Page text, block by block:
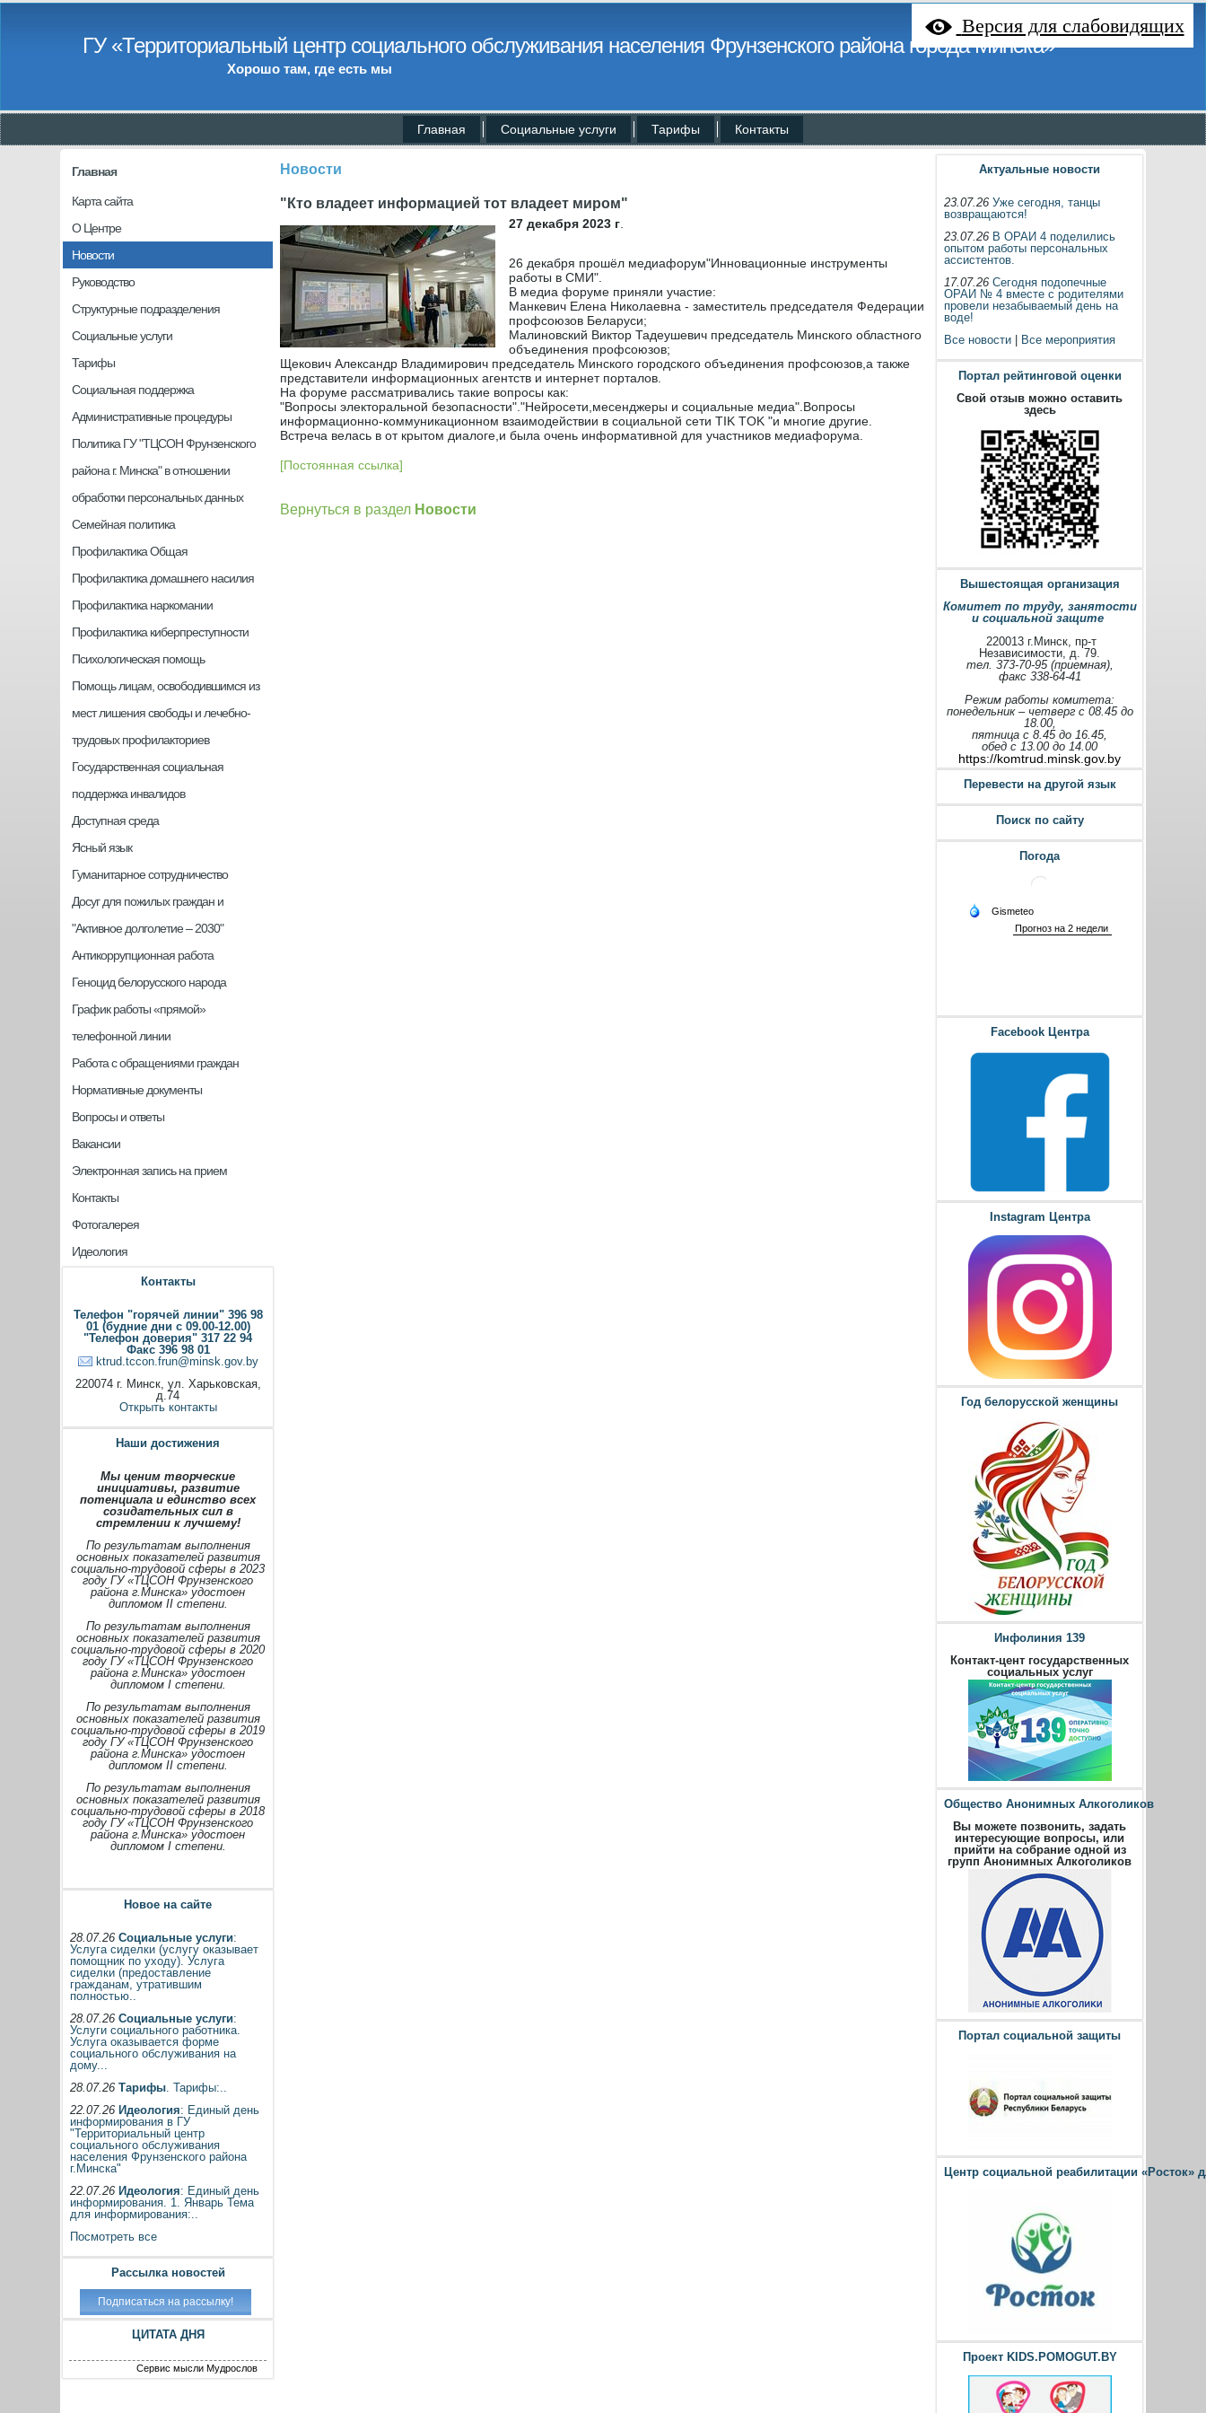
Версия для слабовидящих
ГУ «Территориальный центр социального обслуживания населения Фрунзенского района города Минска»
Хорошо там, где есть мы
Главная Социальные услуги Тарифы Контакты
Главная
Карта сайта
О Центре
Новости
Руководство
Структурные подразделения
Социальные услуги
Тарифы
Социальная поддержка
Административные процедуры
Политика ГУ "ТЦСОН Фрунзенского
района г. Минска" в отношении
обработки персональных данных
Семейная политика
Профилактика Общая
Профилактика домашнего насилия
Профилактика наркомании
Профилактика киберпреступности
Психологическая помощь
Помощь лицам, освободившимся из
мест лишения свободы и лечебно-
трудовых профилакториев
Государственная социальная
поддержка инвалидов
Доступная среда
Ясный язык
Гуманитарное сотрудничество
Досуг для пожилых граждан и
"Активное долголетие – 2030"
Антикоррупционная работа
Геноцид белорусского народа
График работы «прямой»
телефонной линии
Работа с обращениями граждан
Нормативные документы
Вопросы и ответы
Вакансии
Электронная запись на прием
Контакты
Фотогалерея
Идеология
Контакты
Телефон "горячей линии" 396 98
01 (будние дни с 09.00-12.00)
"Телефон доверия" 317 22 94
Факс 396 98 01
ktrud.tccon.frun@minsk.gov.by
220074 г. Минск, ул. Харьковская,
д.74
Открыть контакты
Наши достижения
Мы ценим творческие
инициативы, развитие
потенциала и единство всех
созидательных сил в
стремлении к лучшему!
По результатам выполнения
основных показателей развития
социально-трудовой сферы в 2023
году ГУ «ТЦСОН Фрунзенского
района г.Минска» удостоен
дипломом II степени.
По результатам выполнения
основных показателей развития
социально-трудовой сферы в 2020
году ГУ «ТЦСОН Фрунзенского
района г.Минска» удостоен
дипломом I степени.
По результатам выполнения
основных показателей развития
социально-трудовой сферы в 2019
году ГУ «ТЦСОН Фрунзенского
района г.Минска» удостоен
дипломом II степени.
По результатам выполнения
основных показателей развития
социально-трудовой сферы в 2018
году ГУ «ТЦСОН Фрунзенского
района г.Минска» удостоен
дипломом I степени.
Новое на сайте
28.07.26 Социальные услуги:
Услуга сиделки (услугу оказывает
помощник по уходу). Услуга
сиделки (предоставление
гражданам, утратившим
полностью..
28.07.26 Социальные услуги:
Услуги социального работника.
Услуга оказывается форме
социального обслуживания на
дому...
28.07.26 Тарифы. Тарифы:..
22.07.26 Идеология: Единый день
информирования в ГУ
"Территориальный центр
социального обслуживания
населения Фрунзенского района
г.Минска"
22.07.26 Идеология: Единый день
информирования. 1. Январь Тема
для информирования:..
Посмотреть все
Рассылка новостей
ЦИТАТА ДНЯ
Сервис мысли Мудрослов
Новости
"Кто владеет информацией тот владеет миром"
27 декабря 2023 г
26 декабря прошёл медиафорум"Инновационные инструменты
работы в СМИ".
В медиа форуме приняли участие:
Манкевич Елена Николаевна - заместитель председателя Федерации
профсоюзов Беларуси;
Малиновский Виктор Тадеушевич председатель Минского областного
объединения профсоюзов;
Щекович Александр Владимирович председатель Минского городского объединения профсоюзов,а также
представители информационных агентств и интернет порталов.
На форуме рассматривались такие вопросы как:
"Вопросы электоральной безопасности"."Нейросети,месенджеры и социальные медиа".Вопросы
информационно-коммуникационном взаимодействии в социальной сети TIK TOK "и многие другие.
Встреча велась в от крытом диалоге,и была очень информативной для участников медиафорума.
[Постоянная ссылка]
Вернуться в раздел Новости
Актуальные новости
23.07.26Уже сегодня, танцы
возвращаются!
23.07.26 В ОРАИ 4 поделились
опытом работы персональных
ассистентов.
17.07.26Сегодня подопечные
ОРАИ № 4 вместе с родителями
провели незабываемый день на
воде!
Все новости
Все мероприятия
Портал рейтинговой оценки
Свой отзыв можно оставить
здесь
Вышестоящая организация
Комитет по труду, занятости
и социальной защите
220013 г.Минск, пр-т
Независимости, д. 79.
тел. 373-70-95 (приемная),
факс 338-64-41
Режим работы комитета:
понедельник – четверг с 08.45 до
18.00,
пятница с 8.45 до 16.45,
обед с 13.00 до 14.00
https://komtrud.minsk.gov.by
Перевести на другой язык
Поиск по сайту
Погода
Facebook Центра
Instagram Центра
Год белорусской женщины
Инфолиния 139
Контакт-цент государственных
социальных услуг
Общество Анонимных Алкоголиков
Вы можете позвонить, задать
интересующие вопросы, или
прийти на собрание одной из
групп Анонимных Алкоголиков
Портал социальной защиты
Центр социальной реабилитации
Проект KIDS.POMOGUT.BY